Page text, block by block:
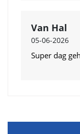
Van Hal
05-06-2026
Super dag